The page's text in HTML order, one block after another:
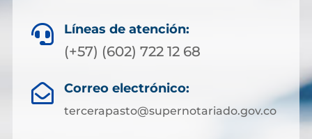
 Líneas de atención:
(+57) (602) 722 12 68
 Correo electrónico:
tercerapasto@supernotariado.gov.co